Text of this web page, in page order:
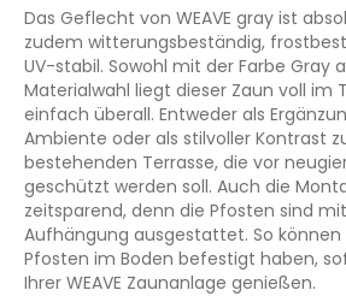
Das Geflecht von WEAVE gray ist
zudem witterungsbeständig,
UV-stabil. Sowohl mit der Farbe Gray
Materialwahl liegt dieser Zaun voll im
einfach überall. Entweder als
Ambiente oder als stilvoller Kontrast
bestehenden Terrasse, die vor
geschützt werden soll. Auch die
zeitsparend, denn die Pfosten sind
Aufhängung ausgestattet. So können
Pfosten im Boden befestigt haben,
Ihrer WEAVE Zaunanlage genießen.